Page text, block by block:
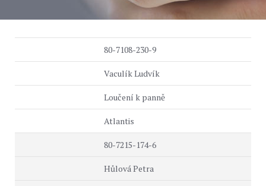
80-7108-230-9
Vaculík Ludvík
Loučení k panně
Atlantis
80-7215-174-6
Hůlová Petra